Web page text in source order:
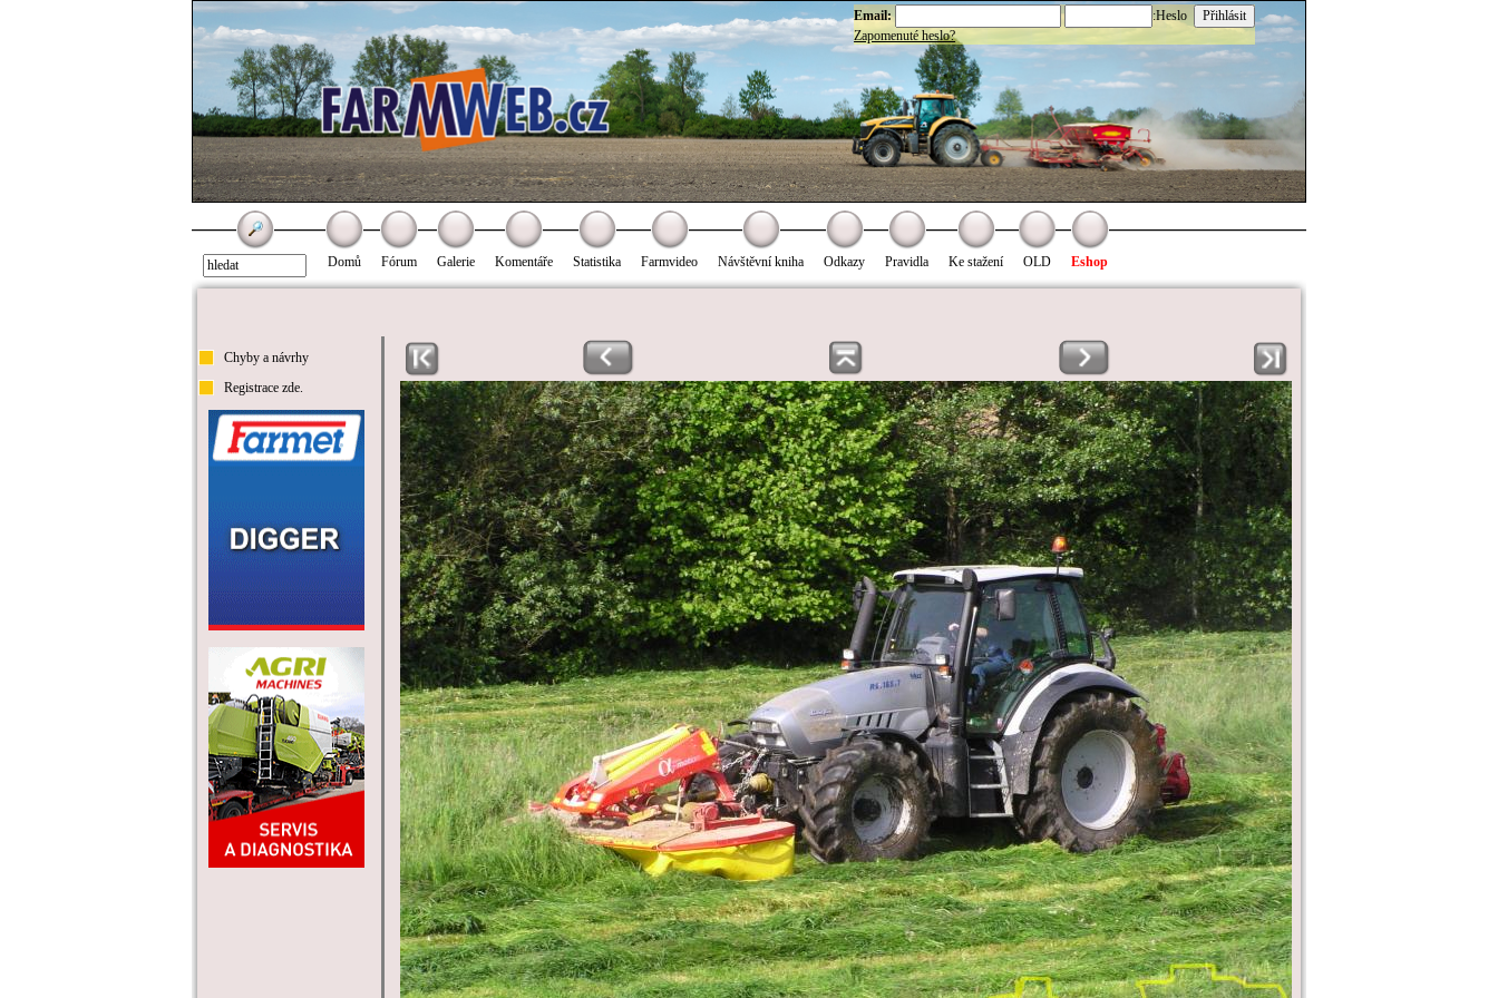
Email:
:Heslo
Zapomenuté heslo?
Domů Fórum Galerie Komentáře Statistika Farmvideo Návštěvní kniha Odkazy Pravidla Ke stažení OLD Eshop
Chyby a návrhy
Registrace zde.